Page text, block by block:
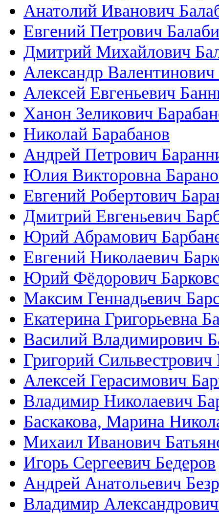
Анатолий Иванович
Евгений Петрович
Дмитрий Михайлович
Александр
Алексей Евгеньевич
Ханон Зеликович
Николай Барабанов
Андрей Петрович
Юлия Викторовна
Евгений Робертович
Дмитрий Евгеньевич
Юрий Абрамович
Евгений Николаевич
Юрий Фёдорович
Максим Геннадьевич
Екатерина Григорьевна
Василий Владимирович
Григорий Сильвестрович
Алексей Герасимович
Владимир Николаевич
Баскакова, Марина
Михаил Иванович
Игорь Сергеевич Бедеров
Андрей Анатольевич
Владимир